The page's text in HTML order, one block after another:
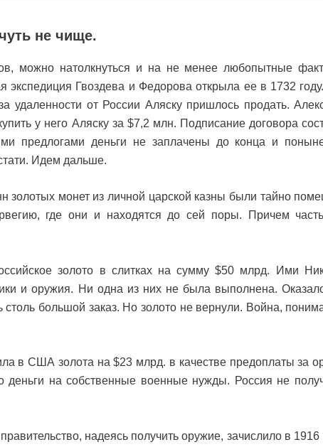
не чище.
можно натолкнуться и на не менее любопытные
экспедиция Гвоздева и Федорова открыла ее в 1732
от России Аляску пришлось продать.
у него Аляску за $7,2 млн. Подписание договора
предлогами деньги не заплачены до конца и
Идем дальше.
золотых монет из личной царской казны были тайно
где они и находятся до сей поры. Причем
золото в слитках на сумму $50 млрд. Ими
и оружия. Ни одна из них не была выполнена.
большой заказ. Но золото не вернули. Война,
в США золота на $23 млрд. в качестве предоплаты за
деньги на собственные военные нужды. Россия не
надеясь получить оружие, зачислило в 1916